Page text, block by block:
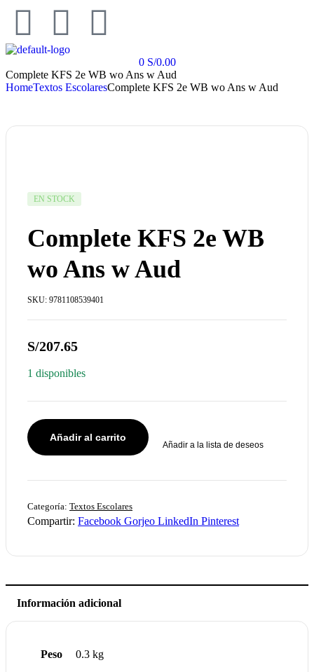
0 S/0.00
Complete KFS 2e WB wo Ans w Aud
HomeTextos EscolaresComplete KFS 2e WB wo Ans w Aud
EN STOCK
Complete KFS 2e WB
wo Ans w Aud
SKU: 9781108539401
S/207.65
1 disponibles
Añadir al carrito
Añadir a la lista de deseos
Categoría: Textos Escolares
Compartir: Facebook Gorjeo LinkedIn Pinterest
Información adicional
Peso 0.3 kg